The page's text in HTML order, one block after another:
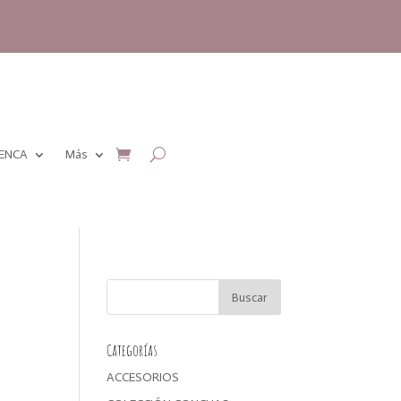
Más
Categorías
ACCESORIOS